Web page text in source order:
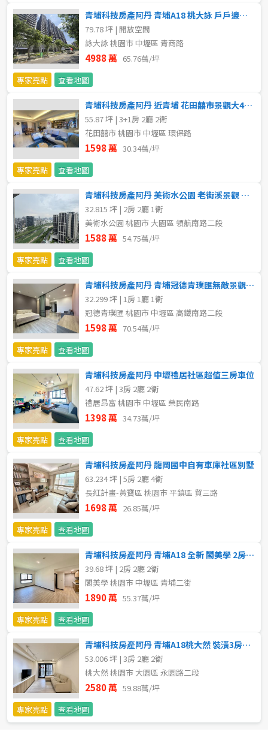
預設排序
~ 樓
格局
不拘
2房 3房
4房 5房以上
屋齡
不拘
5 年以下
5-10 年
20-30 年
40 年以上
售價
青埔科技房產阿丹 青埔A18 桃大詠 戶戶邊間大器尊爵豪邸
79.78 坪 | 開放空間
詠大詠 桃園市 中壢區 青商路
4988 萬 65.76萬/坪
專家亮點
查看地圖
青埔科技房產阿丹 近青埔 花田囍市景觀大4改3房平面車位
55.87 坪 | 3+1房 2廳 2衛
花田囍市 桃園市 中壢區 環保路
1598 萬 30.34萬/坪
專家亮點
查看地圖
青埔科技房產阿丹 美術水公園 老街溪景觀 全新2房車位
32.815 坪 | 2房 2廳 1衛
美術水公園 桃園市 大園區 領航南路二段
1588 萬 54.75萬/坪
專家亮點
查看地圖
青埔科技房產阿丹 青埔冠德青璞匯無敵景觀戶套房車位
32.299 坪 | 1房 1廳 1衛
冠德青璞匯 桃園市 中壢區 高鐵南路二段
1598 萬 70.54萬/坪
專家亮點
查看地圖
青埔科技房產阿丹 中壢禮居社區超值三房車位
47.62 坪 | 3房 2廳 2衛
禮居昂富 桃園市 中壢區 榮民南路
1398 萬 34.73萬/坪
專家亮點
查看地圖
青埔科技房產阿丹 龍岡國中自有車庫社區別墅
63.234 坪 | 5房 2廳 4衛
長紅計畫-黃寶區 桃園市 平鎮區 貿三路
1698 萬 26.85萬/坪
專家亮點
查看地圖
青埔科技房產阿丹 青埔A18 全新 閣美學 2房2衛浴車位
39.68 坪 | 2房 2廳 2衛
閣美學 桃園市 中壢區 青埔二街
1890 萬 55.37萬/坪
專家亮點
查看地圖
青埔科技房產阿丹 青埔A18桃大然 裝潢3房車位
53.006 坪 | 3房 2廳 2衛
桃大然 桃園市 大園區 永園路二段
2580 萬 59.88萬/坪
專家亮點
查看地圖